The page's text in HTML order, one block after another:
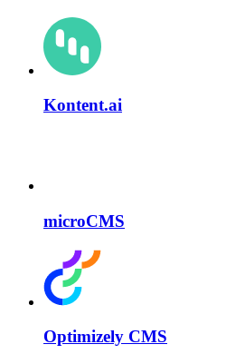
Kontent.ai
microCMS
Optimizely CMS